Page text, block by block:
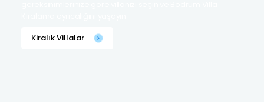
Kiralık Villalar